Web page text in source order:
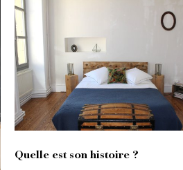
Quelle est son histoire ?